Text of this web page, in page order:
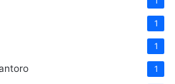
1
1
1